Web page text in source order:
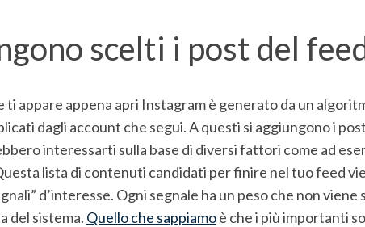
scelti i post del
ti appare appena apri Instagram è generato da un
dagli account che segui. A questi si aggiungono i
interessarti sulla base di diversi fattori come ad
lista di contenuti candidati per finire nel tuo feed
d’interesse. Ogni segnale ha un peso che non
del sistema. Quello che sappiamoè che i più importanti